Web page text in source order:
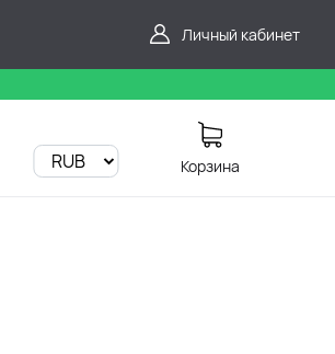
Личный кабинет
Корзина